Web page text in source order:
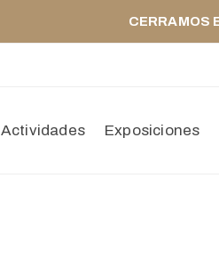
CERRAMOS
Actividades Exposiciones